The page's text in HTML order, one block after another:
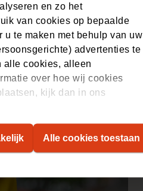
en zo het
van cookies op bepaalde
u te maken met behulp van uw
advertenties te
alle cookies, alleen
over hoe wij cookies
kijk dan in ons
Alle cookies toestaan